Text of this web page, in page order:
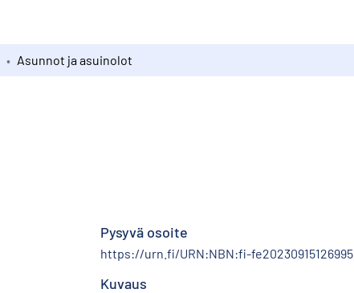
Asunnot ja asuinolot
Pysyvä osoite
https://urn.fi/URN:NBN:fi-fe20230915126995
Kuvaus